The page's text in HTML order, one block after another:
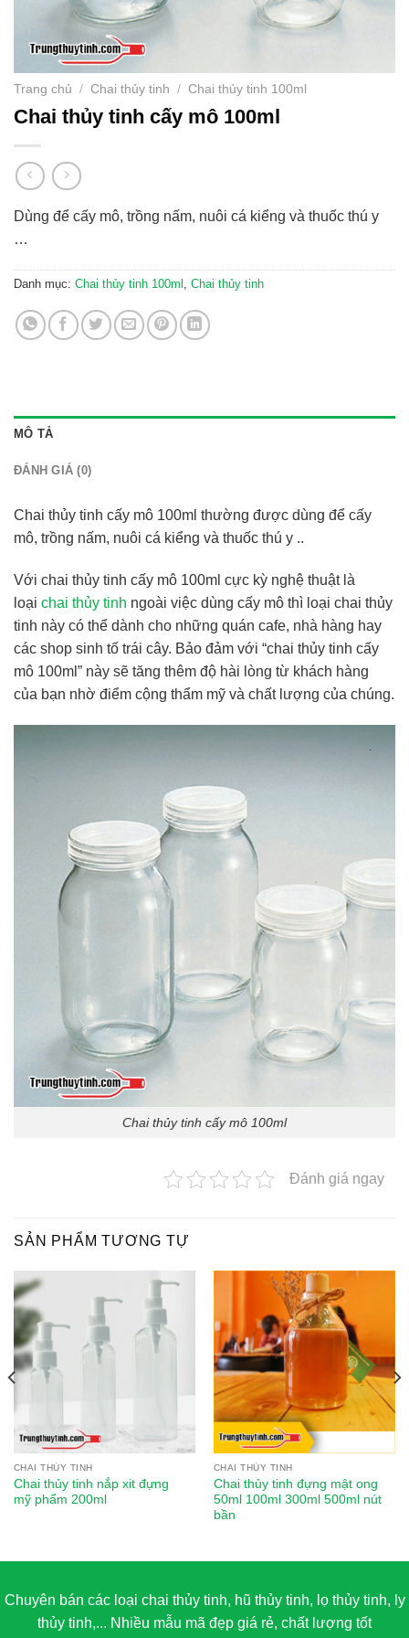
Trang chủ / Chai thủy tinh / Chai thủy tinh 100ml
Chai thủy tinh cấy mô 100ml
Dùng để cấy mô, trồng nấm, nuôi cá kiểng và thuốc thú y
…
Danh mục: Chai thủy tinh 100ml , Chai thủy tinh
MÔ TẢ
ĐÁNH GIÁ (0)
Chai thủy tinh cấy mô 100ml thường được dùng để cấy
mô, trồng nấm, nuôi cá kiểng và thuốc thú y ..
Với chai thủy tinh cấy mô 100ml cực kỳ nghệ thuật là
loại chai thủy tinh ngoài việc dùng cấy mô thì loại chai thủy
tinh này có thể dành cho những quán cafe, nhà hàng hay
các shop sinh tố trái cây. Bảo đảm với “chai thủy tinh cấy
mô 100ml” này sẽ tăng thêm độ hài lòng từ khách hàng
của bạn nhờ điểm cộng thẩm mỹ và chất lượng của chúng.
Chai thủy tinh cấy mô 100ml
Đánh giá ngay
SẢN PHẨM TƯƠNG TỰ
CHAI THỦY TINH
Chai thủy tinh nắp xit đựng
mỹ phẩm 200ml
CHAI THỦY TINH
Chai thủy tinh đựng mật ong
50ml 100ml 300ml 500ml nút
bần
Chuyên bán các loại chai thủy tinh, hũ thủy tinh, lọ thủy tinh, ly
thủy tinh,... Nhiều mẫu mã đẹp giá rẻ, chất lượng tốt